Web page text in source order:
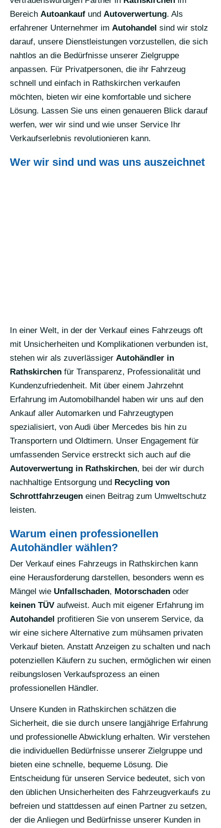
Bereich Autoankauf und Autoverwertung. Als
erfahrener Unternehmer im Autohandel sind wir stolz
darauf, unsere Dienstleistungen vorzustellen, die sich
nahtlos an die Bedürfnisse unserer Zielgruppe
anpassen. Für Privatpersonen, die ihr Fahrzeug
schnell und einfach in Rathskirchen verkaufen
möchten, bieten wir eine komfortable und sichere
Lösung. Lassen Sie uns einen genaueren Blick darauf
werfen, wer wir sind und wie unser Service Ihr
Verkaufserlebnis revolutionieren kann.
Wer wir sind und was uns auszeichnet
In einer Welt, in der der Verkauf eines Fahrzeugs oft
mit Unsicherheiten und Komplikationen verbunden ist,
stehen wir als zuverlässiger Autohändler in
Rathskirchen für Transparenz, Professionalität und
Kundenzufriedenheit. Mit über einem Jahrzehnt
Erfahrung im Automobilhandel haben wir uns auf den
Ankauf aller Automarken und Fahrzeugtypen
spezialisiert, von Audi über Mercedes bis hin zu
Transportern und Oldtimern. Unser Engagement für
umfassenden Service erstreckt sich auch auf die
Autoverwertung in Rathskirchen, bei der wir durch
nachhaltige Entsorgung und Recycling von
Schrottfahrzeugen einen Beitrag zum Umweltschutz
leisten.
Warum einen professionellen
Autohändler wählen?
Der Verkauf eines Fahrzeugs in Rathskirchen kann
eine Herausforderung darstellen, besonders wenn es
Mängel wie Unfallschaden, Motorschaden oder
keinen TÜV aufweist. Auch mit eigener Erfahrung im
Autohandel profitieren Sie von unserem Service, da
wir eine sichere Alternative zum mühsamen privaten
Verkauf bieten. Anstatt Anzeigen zu schalten und nach
potenziellen Käufern zu suchen, ermöglichen wir einen
reibungslosen Verkaufsprozess an einen
professionellen Händler.
Unsere Kunden in Rathskirchen schätzen die
Sicherheit, die sie durch unsere langjährige Erfahrung
und professionelle Abwicklung erhalten. Wir verstehen
die individuellen Bedürfnisse unserer Zielgruppe und
bieten eine schnelle, bequeme Lösung. Die
Entscheidung für unseren Service bedeutet, sich von
den üblichen Unsicherheiten des Fahrzeugverkaufs zu
befreien und stattdessen auf einen Partner zu setzen,
der die Anliegen und Bedürfnisse unserer Kunden in